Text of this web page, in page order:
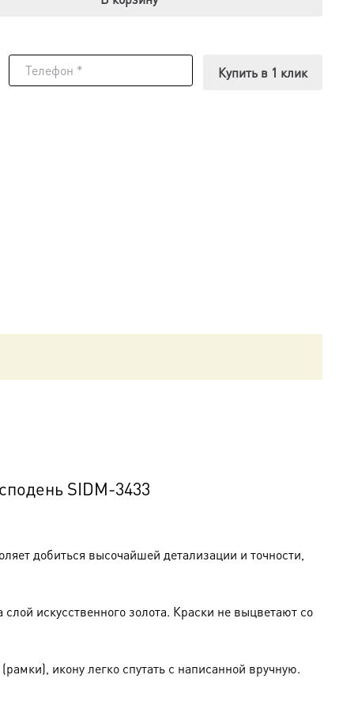
Купить в 1 клик
SIDM-3433
добиться высочайшей детализации и точности,
искусственного золота. Краски не выцветают со
икону легко спутать с написанной вручную.